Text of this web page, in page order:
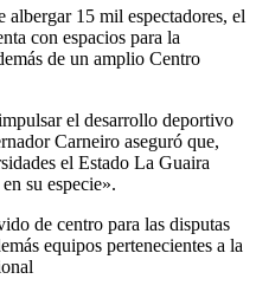
albergar 15 mil espectadores, el
con espacios para la
de un amplio Centro
el desarrollo deportivo
Carneiro aseguró que,
el Estado La Guaira
su especie».
de centro para las disputas
equipos pertenecientes a la